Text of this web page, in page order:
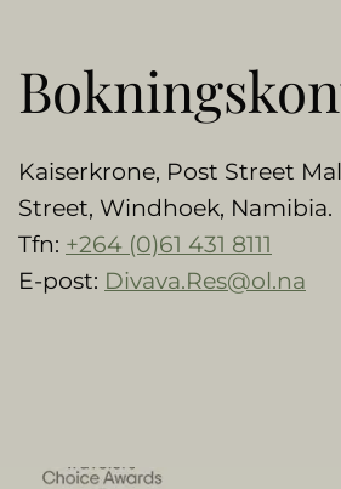
Kaiserkrone, Post Street
Street, Windhoek, Namibia.
Tfn: +264 (0)61 431 8111
E-post: Divava.Res@ol.na